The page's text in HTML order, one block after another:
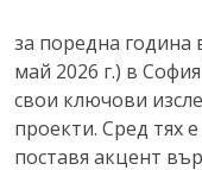
за поредна година
май 2026 г.) в
свои ключови
проекти. Сред тях
поставя акцент